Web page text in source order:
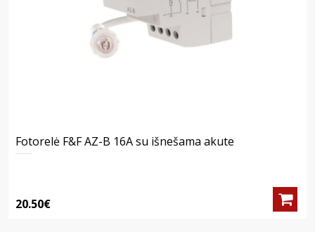
Fotorelė F&F AZ-B 16A su išnešama akute
20.50€